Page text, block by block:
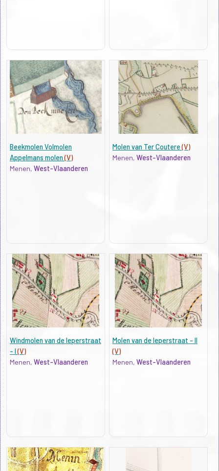
Beekmolen Volmolen
Appelmans molen(V)
Menen, West-Vlaanderen
Molen van Ter Coutere(V)
Menen,West-Vlaanderen
Windmolen van de Ieperstraat
- I(V)
Menen, West-Vlaanderen
Molen van de Ieperstraat - II
(V)
Menen,West-Vlaanderen